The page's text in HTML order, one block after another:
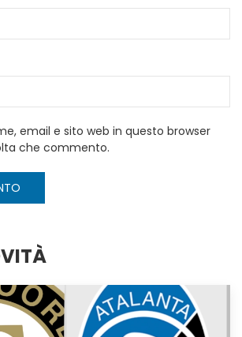
email e sito web in questo browser
che commento.